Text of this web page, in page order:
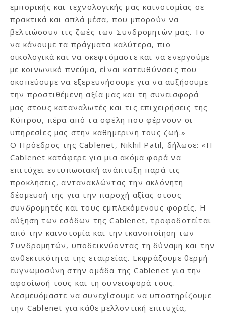
εμπορικής και τεχνολογικής μας καινοτομίας σε
πρακτικά και απλά μέσα, που μπορούν να
βελτιώσουν τις ζωές των Συνδρομητών μας. Το
να κάνουμε τα πράγματα καλύτερα, πιο
οικολογικά και να σκεφτόμαστε και να ενεργούμε
με κοινωνικό πνεύμα, είναι κατευθύνσεις που
σκοπεύουμε να εξερευνήσουμε για να αυξήσουμε
την προστιθέμενη αξία μας και τη συνεισφορά
μας στους καταναλωτές και τις επιχειρήσεις της
Κύπρου, πέρα ​​από τα οφέλη που φέρνουν οι
υπηρεσίες μας στην καθημερινή τους ζωή.»
Ο Πρόεδρος της Cablenet, Nikhil Patil, δήλωσε: «Η
Cablenet κατάφερε για μια ακόμα φορά να
επιτύχει εντυπωσιακή ανάπτυξη παρά τις
προκλήσεις, αντανακλώντας την ακλόνητη
δέσμευσή της για την παροχή αξίας στους
συνδρομητές και τους εμπλεκόμενους φορείς. Η
αύξηση των εσόδων της Cablenet, τροφοδοτείται
από την καινοτομία και την ικανοποίηση των
Συνδρομητών, υποδεικνύοντας τη δύναμη και την
ανθεκτικότητα της εταιρείας. Εκφράζουμε θερμή
ευγνωμοσύνη στην ομάδα της Cablenet για την
αφοσίωσή τους και τη συνεισφορά τους.
Δεσμευόμαστε να συνεχίσουμε να υποστηρίζουμε
την Cablenet για κάθε μελλοντική επιτυχία,